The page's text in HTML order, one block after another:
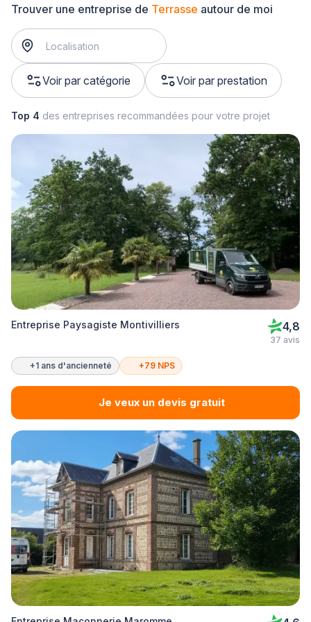
Trouver une entreprise de Terrasse autour de moi
Voir par catégorie Voir par prestation
Top 4 des entreprises recommandées pour votre projet
Entreprise Paysagiste Montivilliers 4,8
37 avis
+1 ans d'ancienneté +79 NPS
Je veux un devis gratuit